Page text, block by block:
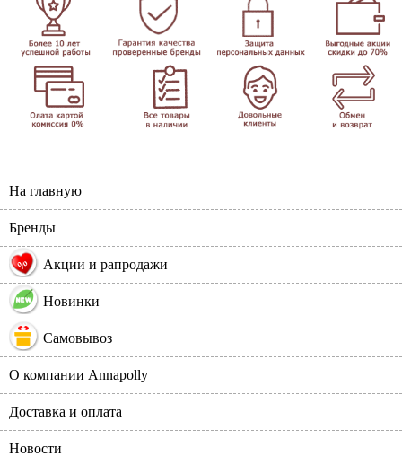
На главную
Бренды
% Акции и рапродажи
Новинки
Самовывоз
О компании Annapolly
Доставка и оплата
Новости